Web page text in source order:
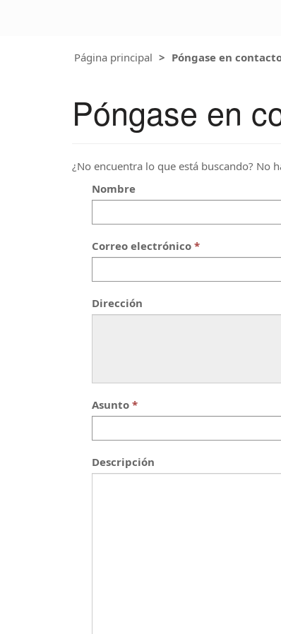
Página principal Póngase en
Póngase en
¿No encuentra lo que está buscando? No
Nombre
Correo electrónico
Dirección
Asunto
Descripción